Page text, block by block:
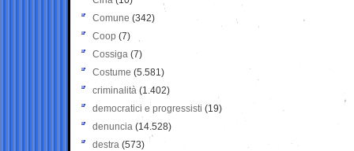
Comune (342)
Coop (7)
Cossiga (7)
Costume (5.581)
criminalità (1.402)
democratici e progressisti (19)
denuncia (14.528)
destra (573)